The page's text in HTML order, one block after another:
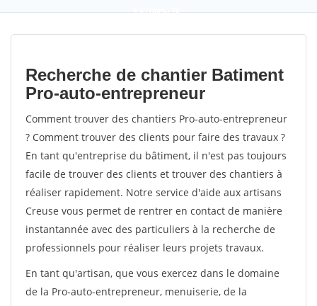
9,5(100%)70
votes
Recherche de chantier Batiment
Pro-auto-entrepreneur
Comment trouver des chantiers Pro-auto-entrepreneur
? Comment trouver des clients pour faire des travaux ?
En tant qu'entreprise du bâtiment, il n'est pas toujours
facile de trouver des clients et trouver des chantiers à
réaliser rapidement. Notre service d'aide aux artisans
Creuse vous permet de rentrer en contact de manière
instantannée avec des particuliers à la recherche de
professionnels pour réaliser leurs projets travaux.
En tant qu'artisan, que vous exercez dans le domaine
de la Pro-auto-entrepreneur, menuiserie, de la